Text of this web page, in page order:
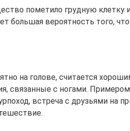
пометило грудную клетку
большая вероятность того,
на голове, считается
связанные с ногами.
встреча с друзьями на